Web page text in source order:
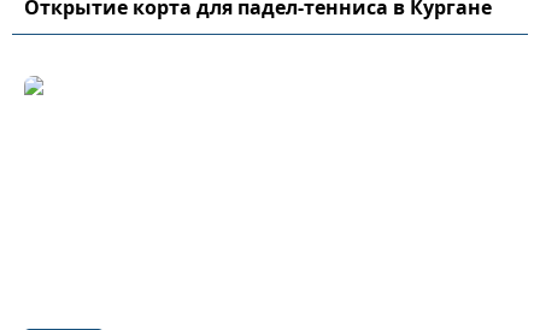
Открытие корта для падел-тенниса в Кургане